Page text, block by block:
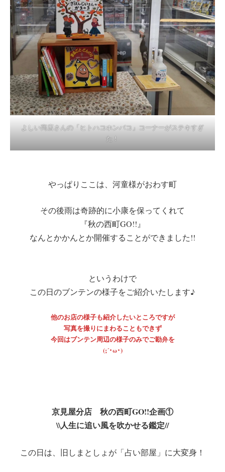
よしい商店さんの「ヒトハコホンバコ」コーナーがステキすぎ
た！
やっぱりここは、河童様がおわす町
その後雨は奇跡的に小康を保ってくれて
『秋の西町GO!!』
なんとかかんとか開催することができました!!
というわけで
この日のブンテンの様子をご紹介いたします♪
他のお店の様子も紹介したいところですが
写真を撮りにまわることもできず
今回はブンテン周辺の様子のみでご勘弁を
(;´･ω･)
京見屋分店 秋の西町GO!!企画①
\\人生に追い風を吹かせる鑑定//
この日は、旧しまとしょが「占い部屋」に大変身！